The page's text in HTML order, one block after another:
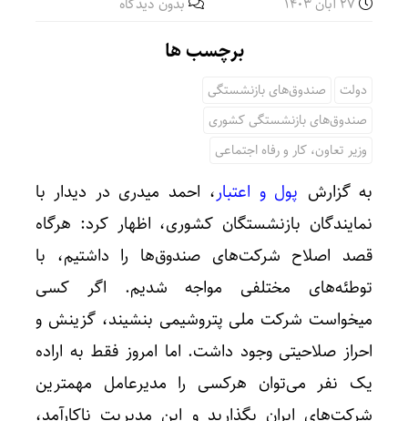
برچسب ها
دولت
صندوق‌های بازنشستگی
صندوق‌های بازنشستگی کشوری
وزیر تعاون، کار و رفاه اجتماعی
به گزارش پول و اعتبار، احمد میدری در دیدار با
نمایندگان بازنشستگان کشوری، اظهار کرد: هرگاه
قصد اصلاح شرکت‌های صندوق‌ها را داشتیم، با
توطئه‌های مختلفی مواجه شدیم. اگر کسی
میخواست شرکت ملی پتروشیمی بنشیند، گزینش و
احراز صلاحیتی وجود داشت. اما امروز فقط به اراده
یک نفر می‌توان هرکسی را مدیرعامل مهمترین
شرکت‌های ایران بگذارید و این مدیریت ناکارآمد،